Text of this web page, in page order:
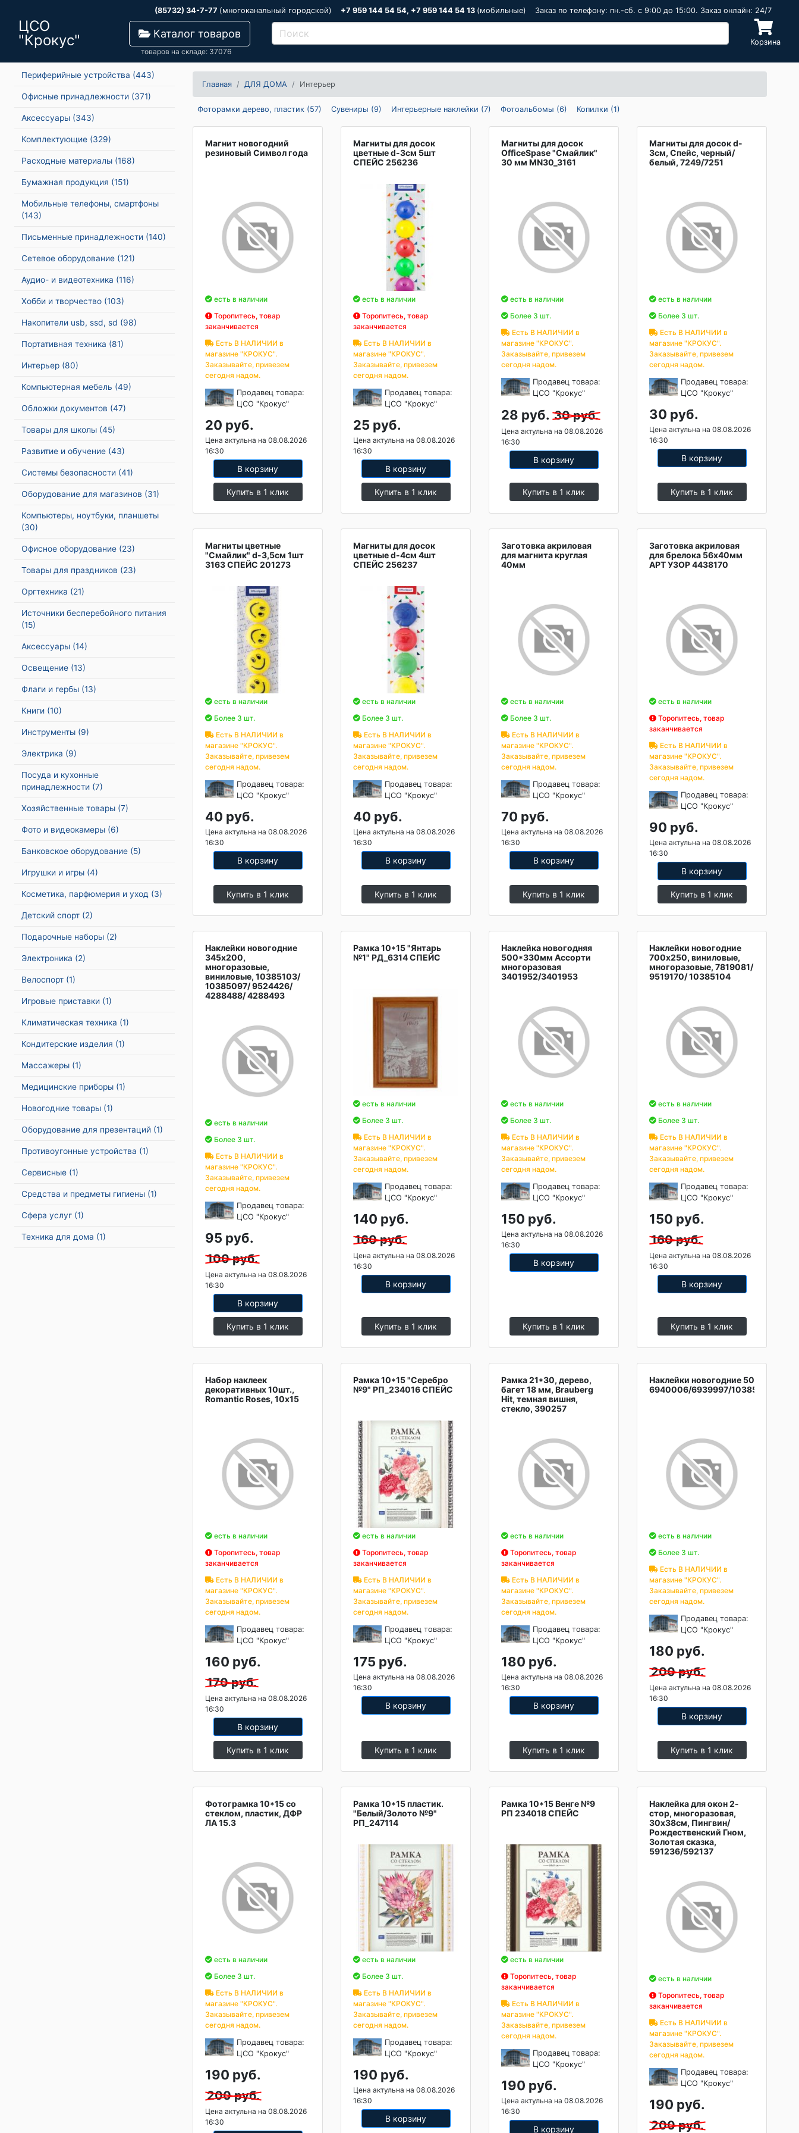
(85732) 34-7-77 (многоканальный городской) +7 959 144 54 54, +7 959 144 54 13 (мобильные) Заказ по телефону: пн.-сб. c 9:00 до 15:00. Заказ онлайн: 24/7
ЦСО
"Крокус"
Каталог товаров
товаров на складе: 37076
Корзина
Периферийные устройства (443)
Офисные принадлежности (371)
Аксессуары (343)
Комплектующие (329)
Расходные материалы (168)
Бумажная продукция (151)
Мобильные телефоны, смартфоны
(143)
Письменные принадлежности (140)
Сетевое оборудование (121)
Аудио- и видеотехника (116)
Хобби и творчество (103)
Накопители usb, ssd, sd (98)
Портативная техника (81)
Интерьер (80)
Компьютерная мебель (49)
Обложки документов (47)
Товары для школы (45)
Развитие и обучение (43)
Системы безопасности (41)
Оборудование для магазинов (31)
Компьютеры, ноутбуки, планшеты
(30)
Офисное оборудование (23)
Товары для праздников (23)
Оргтехника (21)
Источники бесперебойного питания
(15)
Аксессуары (14)
Освещение (13)
Флаги и гербы (13)
Книги (10)
Инструменты (9)
Электрика (9)
Посуда и кухонные
принадлежности (7)
Хозяйственные товары (7)
Фото и видеокамеры (6)
Банковское оборудование (5)
Игрушки и игры (4)
Косметика, парфюмерия и уход (3)
Детский спорт (2)
Подарочные наборы (2)
Электроника (2)
Велоспорт (1)
Игровые приставки (1)
Климатическая техника (1)
Кондитерские изделия (1)
Массажеры (1)
Медицинские приборы (1)
Новогодние товары (1)
Оборудование для презентаций (1)
Противоугонные устройства (1)
Сервисные (1)
Средства и предметы гигиены (1)
Сфера услуг (1)
Техника для дома (1)
Главная ДЛЯ ДОМА Интерьер
Фоторамки дерево, пластик (57) Сувениры (9) Интерьерные наклейки (7) Фотоальбомы (6) Копилки (1)
Магнит новогодний
резиновый Символ года
есть в наличии
Торопитесь, товар
заканчивается
Есть В НАЛИЧИИ в
магазине "КРОКУС".
Заказывайте, привезем
сегодня надом.
Продавец товара:
ЦСО "Крокус"
20 руб.
Цена актульна на 08.08.2026
16:30
В корзину
Купить в 1 клик
Магниты для досок
цветные d-3см 5шт
СПЕЙС 256236
есть в наличии
Торопитесь, товар
заканчивается
Есть В НАЛИЧИИ в
магазине "КРОКУС".
Заказывайте, привезем
сегодня надом.
Продавец товара:
ЦСО "Крокус"
25 руб.
Цена актульна на 08.08.2026
16:30
В корзину
Купить в 1 клик
Магниты для досок
OfficeSpase "Смайлик"
30 мм MN30_3161
есть в наличии
Более 3 шт.
Есть В НАЛИЧИИ в
магазине "КРОКУС".
Заказывайте, привезем
сегодня надом.
Продавец товара:
ЦСО "Крокус"
28 руб. 30 руб.
Цена актульна на 08.08.2026
16:30
В корзину
Купить в 1 клик
Магниты для досок d-
3см, Спейс, черный/
белый, 7249/7251
есть в наличии
Более 3 шт.
Есть В НАЛИЧИИ в
магазине "КРОКУС".
Заказывайте, привезем
сегодня надом.
Продавец товара:
ЦСО "Крокус"
30 руб.
Цена актульна на 08.08.2026
16:30
В корзину
Купить в 1 клик
Магниты цветные
"Смайлик" d-3,5см 1шт
3163 СПЕЙС 201273
есть в наличии
Более 3 шт.
Есть В НАЛИЧИИ в
магазине "КРОКУС".
Заказывайте, привезем
сегодня надом.
Продавец товара:
ЦСО "Крокус"
40 руб.
Цена актульна на 08.08.2026
16:30
В корзину
Купить в 1 клик
Магниты для досок
цветные d-4см 4шт
СПЕЙС 256237
есть в наличии
Более 3 шт.
Есть В НАЛИЧИИ в
магазине "КРОКУС".
Заказывайте, привезем
сегодня надом.
Продавец товара:
ЦСО "Крокус"
40 руб.
Цена актульна на 08.08.2026
16:30
В корзину
Купить в 1 клик
Заготовка акриловая
для магнита круглая
40мм
есть в наличии
Более 3 шт.
Есть В НАЛИЧИИ в
магазине "КРОКУС".
Заказывайте, привезем
сегодня надом.
Продавец товара:
ЦСО "Крокус"
70 руб.
Цена актульна на 08.08.2026
16:30
В корзину
Купить в 1 клик
Заготовка акриловая
для брелока 56х40мм
АРТ УЗОР 4438170
есть в наличии
Торопитесь, товар
заканчивается
Есть В НАЛИЧИИ в
магазине "КРОКУС".
Заказывайте, привезем
сегодня надом.
Продавец товара:
ЦСО "Крокус"
90 руб.
Цена актульна на 08.08.2026
16:30
В корзину
Купить в 1 клик
Наклейки новогодние
345х200,
многоразовые,
виниловые, 10385103/
10385097/ 9524426/
4288488/ 4288493
есть в наличии
Более 3 шт.
Есть В НАЛИЧИИ в
магазине "КРОКУС".
Заказывайте, привезем
сегодня надом.
Продавец товара:
ЦСО "Крокус"
95 руб.
100 руб.
Цена актульна на 08.08.2026
16:30
В корзину
Купить в 1 клик
Рамка 10*15 "Янтарь
№1" РД_6314 СПЕЙС
есть в наличии
Более 3 шт.
Есть В НАЛИЧИИ в
магазине "КРОКУС".
Заказывайте, привезем
сегодня надом.
Продавец товара:
ЦСО "Крокус"
140 руб.
160 руб.
Цена актульна на 08.08.2026
16:30
В корзину
Купить в 1 клик
Наклейка новогодняя
500*330мм Ассорти
многоразовая
3401952/3401953
есть в наличии
Более 3 шт.
Есть В НАЛИЧИИ в
магазине "КРОКУС".
Заказывайте, привезем
сегодня надом.
Продавец товара:
ЦСО "Крокус"
150 руб.
Цена актульна на 08.08.2026
16:30
В корзину
Купить в 1 клик
Наклейки новогодние
700х250, виниловые,
многоразовые, 7819081/
9519170/ 10385104
есть в наличии
Более 3 шт.
Есть В НАЛИЧИИ в
магазине "КРОКУС".
Заказывайте, привезем
сегодня надом.
Продавец товара:
ЦСО "Крокус"
150 руб.
160 руб.
Цена актульна на 08.08.2026
16:30
В корзину
Купить в 1 клик
Набор наклеек
декоративных 10шт.,
Romantic Roses, 10х15
есть в наличии
Торопитесь, товар
заканчивается
Есть В НАЛИЧИИ в
магазине "КРОКУС".
Заказывайте, привезем
сегодня надом.
Продавец товара:
ЦСО "Крокус"
160 руб.
170 руб.
Цена актульна на 08.08.2026
16:30
В корзину
Купить в 1 клик
Рамка 10*15 "Серебро
№9" РП_234016 СПЕЙС
есть в наличии
Торопитесь, товар
заканчивается
Есть В НАЛИЧИИ в
магазине "КРОКУС".
Заказывайте, привезем
сегодня надом.
Продавец товара:
ЦСО "Крокус"
175 руб.
Цена актульна на 08.08.2026
16:30
В корзину
Купить в 1 клик
Рамка 21*30, дерево,
багет 18 мм, Brauberg
Hit, темная вишня,
стекло, 390257
есть в наличии
Торопитесь, товар
заканчивается
Есть В НАЛИЧИИ в
магазине "КРОКУС".
Заказывайте, привезем
сегодня надом.
Продавец товара:
ЦСО "Крокус"
180 руб.
Цена актульна на 08.08.2026
16:30
В корзину
Купить в 1 клик
Наклейки новогодние 500х330,
6940006/6939997/10385243/
есть в наличии
Более 3 шт.
Есть В НАЛИЧИИ в
магазине "КРОКУС".
Заказывайте, привезем
сегодня надом.
Продавец товара:
ЦСО "Крокус"
180 руб.
200 руб.
Цена актульна на 08.08.2026
16:30
В корзину
Купить в 1 клик
Фотограмка 10*15 со
стеклом, пластик, ДФР
ЛА 15.3
есть в наличии
Более 3 шт.
Есть В НАЛИЧИИ в
магазине "КРОКУС".
Заказывайте, привезем
сегодня надом.
Продавец товара:
ЦСО "Крокус"
190 руб.
200 руб.
Цена актульна на 08.08.2026
16:30
Рамка 10*15 пластик.
"Белый/Золото №9"
РП_247114
есть в наличии
Более 3 шт.
Есть В НАЛИЧИИ в
магазине "КРОКУС".
Заказывайте, привезем
сегодня надом.
Продавец товара:
ЦСО "Крокус"
190 руб.
Цена актульна на 08.08.2026
16:30
В корзину
Рамка 10*15 Венге №9
РП 234018 СПЕЙС
есть в наличии
Торопитесь, товар
заканчивается
Есть В НАЛИЧИИ в
магазине "КРОКУС".
Заказывайте, привезем
сегодня надом.
Продавец товара:
ЦСО "Крокус"
190 руб.
Цена актульна на 08.08.2026
16:30
В корзину
Наклейка для окон 2-
стор, многоразовая,
30х38см, Пингвин/
Рождественский Гном,
Золотая сказка,
591236/592137
есть в наличии
Торопитесь, товар
заканчивается
Есть В НАЛИЧИИ в
магазине "КРОКУС".
Заказывайте, привезем
сегодня надом.
Продавец товара:
ЦСО "Крокус"
190 руб.
200 руб.